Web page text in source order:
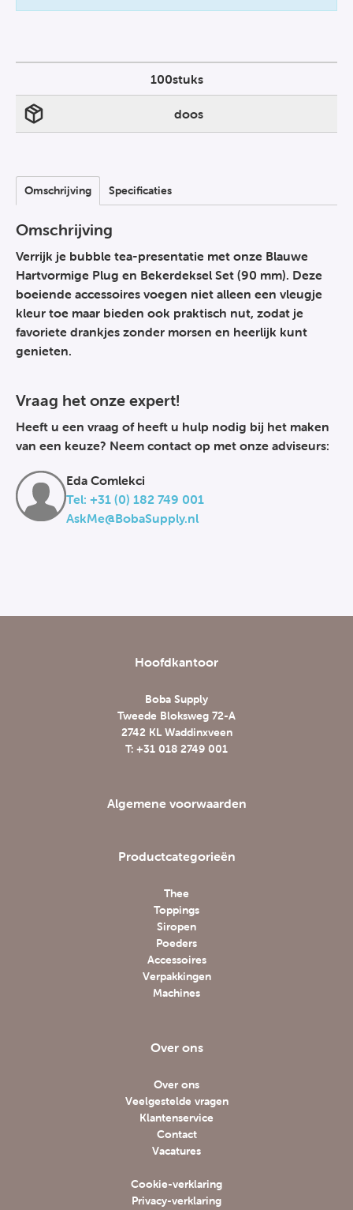
100stuks
doos
Omschrijving Specificaties
Omschrijving
Verrijk je bubble tea-presentatie met onze Blauwe
Hartvormige Plug en Bekerdeksel Set (90 mm). Deze
boeiende accessoires voegen niet alleen een vleugje
kleur toe maar bieden ook praktisch nut, zodat je
favoriete drankjes zonder morsen en heerlijk kunt
genieten.
Vraag het onze expert!
Heeft u een vraag of heeft u hulp nodig bij het maken
van een keuze? Neem contact op met onze adviseurs:
Eda Comlekci
Tel: +31 (0) 182 749 001
AskMe@BobaSupply.nl
Hoofdkantoor
Boba Supply
Tweede Bloksweg 72-A
2742 KL Waddinxveen
T: +31 018 2749 001
Algemene voorwaarden
Productcategorieën
Thee
Toppings
Siropen
Poeders
Accessoires
Verpakkingen
Machines
Over ons
Over ons
Veelgestelde vragen
Klantenservice
Contact
Vacatures
Cookie-verklaring
Privacy-verklaring